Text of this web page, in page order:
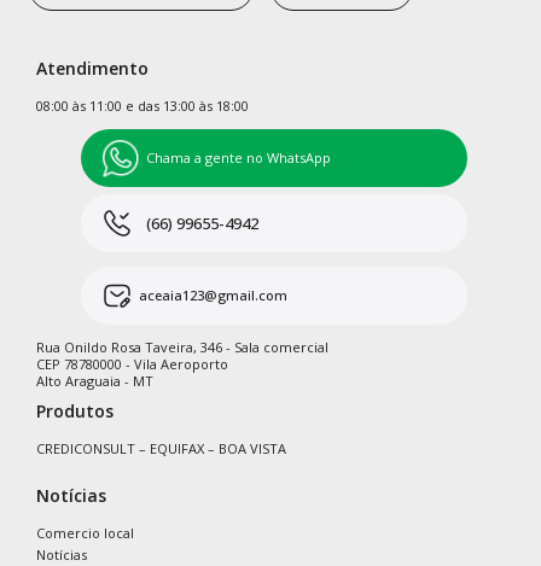
Atendimento
08:00 às 11:00 e das 13:00 às 18:00
Chama a gente no WhatsApp
(66) 99655-4942
aceaia123@gmail.com
Rua Onildo Rosa Taveira, 346 - Sala comercial
CEP 78780000 - Vila Aeroporto
Alto Araguaia - MT
Produtos
CREDICONSULT – EQUIFAX – BOA VISTA
Notícias
Comercio local
Notícias